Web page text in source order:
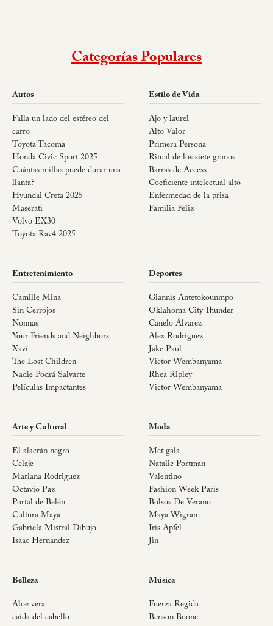
Categorías Populares
Autos
Falla un lado del estéreo del
carro
Toyota Tacoma
Honda Civic Sport 2025
Cuántas millas puede durar una
llanta?
Hyundai Creta 2025
Maserati
Volvo EX30
Toyota Rav4 2025
Estilo de Vida
Ajo y laurel
Alto Valor
Primera Persona
Ritual de los siete granos
Barras de Access
Coeficiente intelectual alto
Enfermedad de la prisa
Familia Feliz
Entretenimiento
Camille Mina
Sin Cerrojos
Nonnas
Your Friends and Neighbors
Xavi
The Lost Children
Nadie Podrá Salvarte
Películas Impactantes
Deportes
Giannis Antetokounmpo
Oklahoma City Thunder
Canelo Álvarez
Alex Rodriguez
Jake Paul
Victor Wembanyama
Rhea Ripley
Victor Wembanyama
Arte y Cultural
El alacrán negro
Celaje
Mariana Rodriguez
Octavio Paz
Portal de Belén
Cultura Maya
Gabriela Mistral Dibujo
Isaac Hernandez
Moda
Met gala
Natalie Portman
Valentino
Fashion Week Paris
Bolsos De Verano
Maya Wigram
Iris Apfel
Jin
Belleza
Aloe vera
caída del cabello
Música
Fuerza Regida
Benson Boone